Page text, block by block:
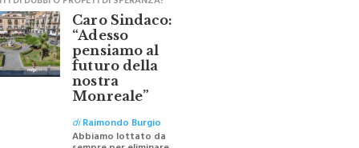
DI DUBBI O PROFETI DI SPERANZA?
Caro Sindaco:
“Adesso
pensiamo al
futuro della
nostra
Monreale”
diRaimondo Burgio